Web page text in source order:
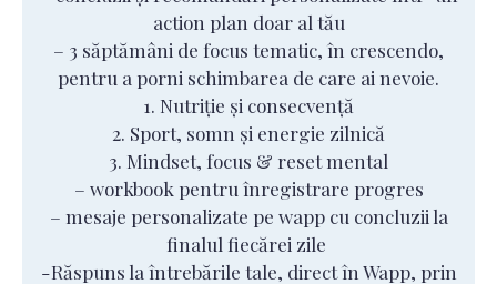
action plan doar al tău
– 3 săptămâni de focus tematic, în crescendo,
pentru a porni schimbarea de care ai nevoie.
1. Nutriție și consecvență
2. Sport, somn și energie zilnică
3. Mindset, focus & reset mental
– workbook pentru înregistrare progres
– mesaje personalizate pe wapp cu concluzii la
finalul fiecărei zile
-Răspuns la întrebările tale, direct în Wapp, prin